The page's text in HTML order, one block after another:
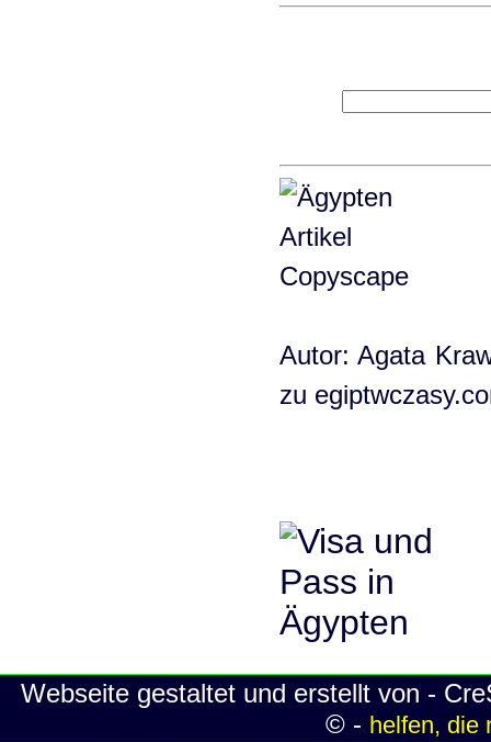
Autor: Agata
zu
Webseite gestaltet und erstellt von -
© - helfen, die